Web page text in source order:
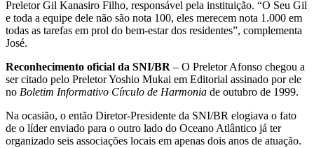
Preletor Gil Kanasiro Filho, responsável pela instituição. “O Seu Gil
e toda a equipe dele não são nota 100, eles merecem nota 1.000 em
todas as tarefas em prol do bem-estar dos residentes”, complementa
José.
Reconhecimento oficial da SNI/BR – O Preletor Afonso chegou a
ser citado pelo Preletor Yoshio Mukai em Editorial assinado por ele
no Boletim Informativo Círculo de Harmonia de outubro de 1999.
Na ocasião, o então Diretor-Presidente da SNI/BR elogiava o fato
de o líder enviado para o outro lado do Oceano Atlântico já ter
organizado seis associações locais em apenas dois anos de atuação.